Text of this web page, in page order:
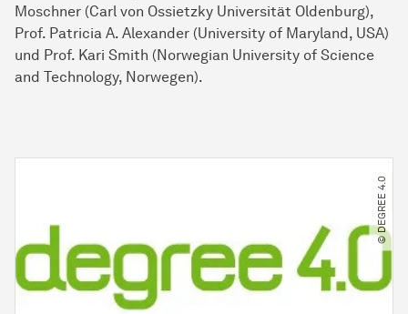
Moschner (Carl von Ossietzky Universität Oldenburg),
Prof. Patricia A. Alexander (University of Maryland, USA)
und Prof. Kari Smith (Norwegian University of Science
and Technology, Norwegen).
© DEGREE 4.0